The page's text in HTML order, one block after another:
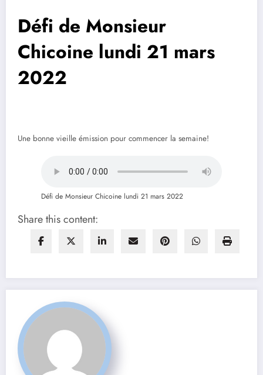
Défi de Monsieur
Chicoine lundi 21 mars
2022
Une bonne vieille émission pour commencer la semaine!
Défi de Monsieur Chicoine lundi 21 mars 2022
Share this content: